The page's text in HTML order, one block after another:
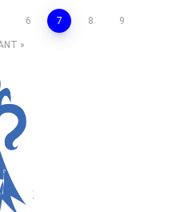
6 7 8 9